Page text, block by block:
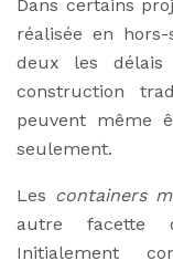
Dans certains
réalisée en
deux les
construction
peuvent même
seulement.
Les containers
autre facette
Initialement